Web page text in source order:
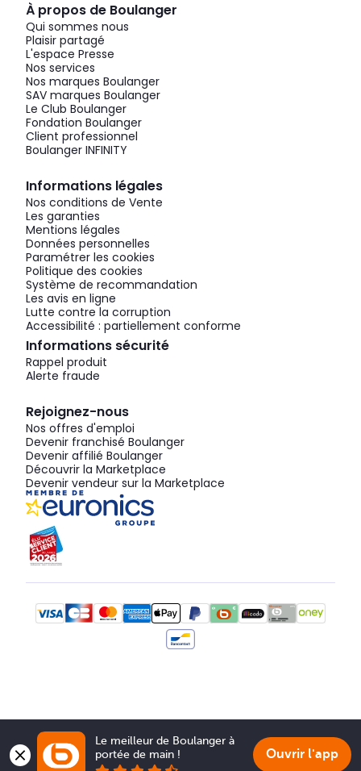
À propos de Boulanger
Qui sommes nous
Plaisir partagé
L'espace Presse
Nos services
Nos marques Boulanger
SAV marques Boulanger
Le Club Boulanger
Fondation Boulanger
Client professionnel
Boulanger INFINITY
Informations légales
Nos conditions de Vente
Les garanties
Mentions légales
Données personnelles
Paramétrer les cookies
Politique des cookies
Système de recommandation
Les avis en ligne
Lutte contre la corruption
Accessibilité : partiellement conforme
Informations sécurité
Rappel produit
Alerte fraude
Rejoignez-nous
Nos offres d'emploi
Devenir franchisé Boulanger
Devenir affilié Boulanger
Découvrir la Marketplace
Devenir vendeur sur la Marketplace
Le meilleur de Boulanger à
portée de main !
Ouvrir l'app